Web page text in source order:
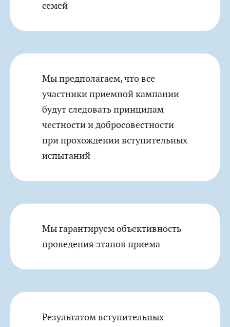
семей
Мы предполагаем, что все
участники приемной кампании
будут следовать принципам
честности и добросовестности
при прохождении вступительных
испытаний
Мы гарантируем объективность
проведения этапов приема
Результатом вступительных